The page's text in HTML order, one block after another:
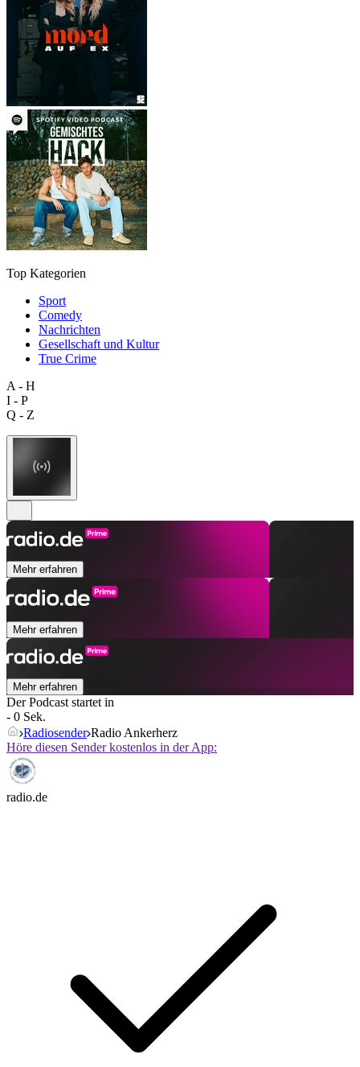
Top Kategorien
Sport
Comedy
Nachrichten
Gesellschaft und Kultur
True Crime
A - H
I - P
Q - Z
Mehr erfahren
Mehr erfahren
Mehr erfahren
Der Podcast startet in
- 0 Sek.
Radiosender Radio Ankerherz
Höre diesen Sender kostenlos in der App:
radio.de